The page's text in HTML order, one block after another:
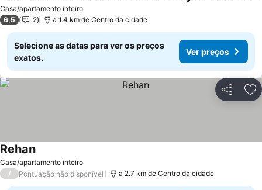
Casa/apartamento inteiro
Ver preços
6,5 2 a 1.4 km de Centro da cidade
Selecione as datas para ver os preços
exatos.
Ver preços
Partilhar
Casa/apartamento inteiro
RehanVer preços
/ Pontuação não disponível a 2.7 km de Centro da cidade